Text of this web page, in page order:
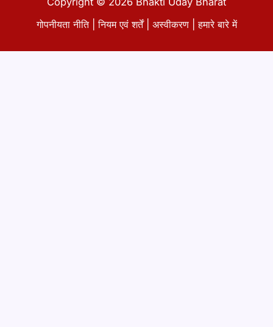
गोपनीयता नीति|नियम एवं शर्तें| अस्वीकरण |हमारे बारे में